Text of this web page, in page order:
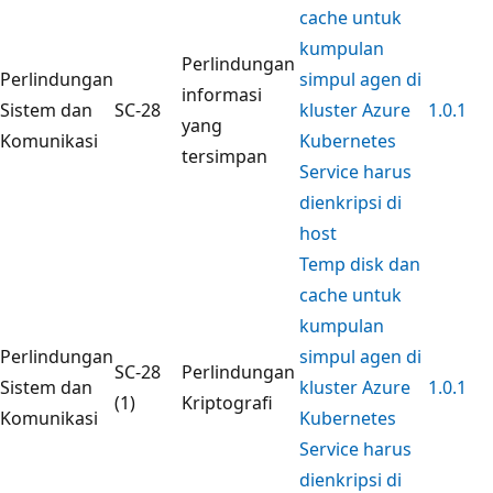
Perlindungan
Sistem dan
Komunikasi
SC-28
Perlindungan
informasi
yang
tersimpan
cache untuk
kumpulan
simpul agen di
kluster Azure
Kubernetes
Service harus
dienkripsi di
host
1.0.1
Perlindungan
Sistem dan
Komunikasi
SC-28
(1)
Perlindungan
Kriptografi
Temp disk dan
cache untuk
kumpulan
simpul agen di
kluster Azure
Kubernetes
Service harus
dienkripsi di
1.0.1